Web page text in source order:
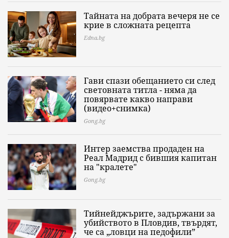
Тайната на добрата вечеря не се
крие в сложната рецепта
Edna.bg
Гави спази обещанието си след
световната титла - няма да
повярвате какво направи
(видео+снимка)
Gong.bg
Интер заемства продаден на
Реал Мадрид с бившия капитан
на "кралете"
Gong.bg
Тийнейджърите, задържани за
убийството в Пловдив, твърдят,
че са „ловци на педофили”